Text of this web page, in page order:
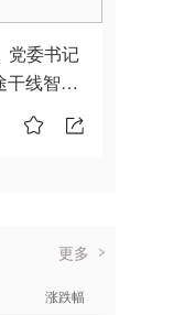
党委书记
干线智能
更多
涨跌幅